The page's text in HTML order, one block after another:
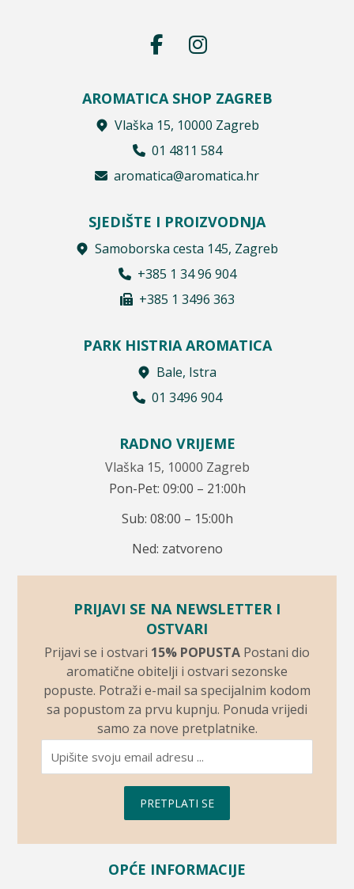
AROMATICA SHOP ZAGREB
Vlaška 15, 10000 Zagreb
01 4811 584
aromatica@aromatica.hr
SJEDIŠTE I PROIZVODNJA
Samoborska cesta 145, Zagreb
+385 1 34 96 904
+385 1 3496 363
PARK HISTRIA AROMATICA
Bale, Istra
01 3496 904
RADNO VRIJEME
Vlaška 15, 10000 Zagreb
Pon-Pet: 09:00 – 21:00h
Sub: 08:00 – 15:00h
Ned: zatvoreno
PRIJAVI SE NA NEWSLETTER I
OSTVARI
Prijavi se i ostvari 15% POPUSTA Postani dio
aromatične obitelji i ostvari sezonske
popuste. Potraži e-mail sa specijalnim kodom
sa popustom za prvu kupnju. Ponuda vrijedi
samo za nove pretplatnike.
PRETPLATI SE
OPĆE INFORMACIJE